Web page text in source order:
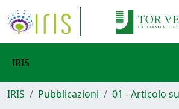
IRIS
IRIS Pubblicazioni 01 - Articolo